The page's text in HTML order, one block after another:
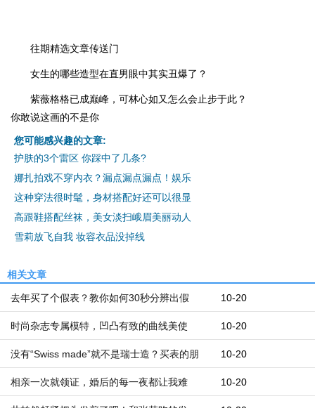
往期精选文章传送门
女生的哪些造型在直男眼中其实丑爆了？
紫薇格格已成巅峰，可林心如又怎么会止步于此？
你敢说这画的不是你
您可能感兴趣的文章:
护肤的3个雷区 你踩中了几条?
娜扎拍戏不穿内衣？漏点漏点漏点！娱乐
这种穿法很时髦，身材搭配好还可以很显
高跟鞋搭配丝袜，美女淡扫峨眉美丽动人
雪莉放飞自我 妆容衣品没掉线
相关文章
10-20
去年买了个假表？教你如何30秒分辨出假
10-20
时尚杂志专属模特，凹凸有致的曲线美使
10-20
没有“Swiss made”就不是瑞士造？买表的朋
10-20
相亲一次就领证，婚后的每一夜都让我难